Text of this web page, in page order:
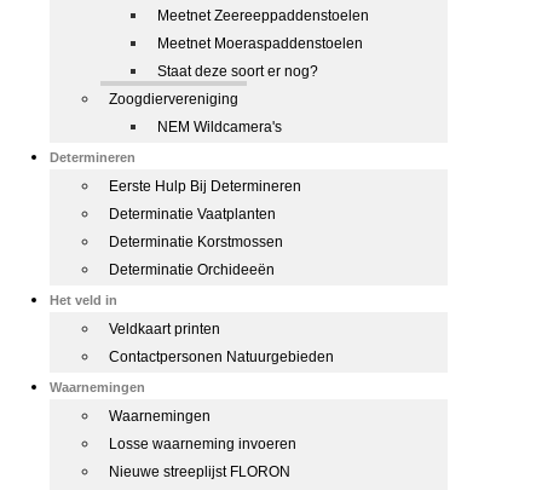
Meetnet Zeereeppaddenstoelen
Meetnet Moeraspaddenstoelen
Staat deze soort er nog?
Zoogdiervereniging
NEM Wildcamera's
Determineren
Eerste Hulp Bij Determineren
Determinatie Vaatplanten
Determinatie Korstmossen
Determinatie Orchideeën
Het veld in
Veldkaart printen
Contactpersonen Natuurgebieden
Waarnemingen
Waarnemingen
Losse waarneming invoeren
Nieuwe streeplijst FLORON